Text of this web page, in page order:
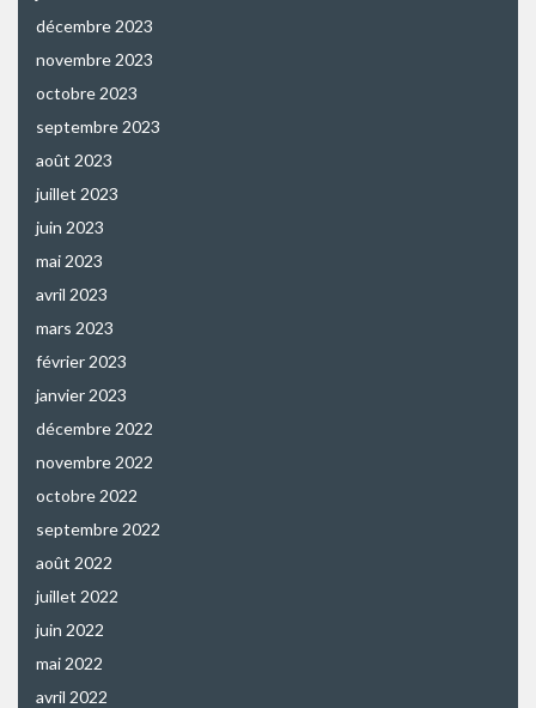
décembre 2023
novembre 2023
octobre 2023
septembre 2023
août 2023
juillet 2023
juin 2023
mai 2023
avril 2023
mars 2023
février 2023
janvier 2023
décembre 2022
novembre 2022
octobre 2022
septembre 2022
août 2022
juillet 2022
juin 2022
mai 2022
avril 2022